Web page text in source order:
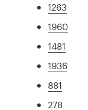
1263
1960
1481
1936
881
278